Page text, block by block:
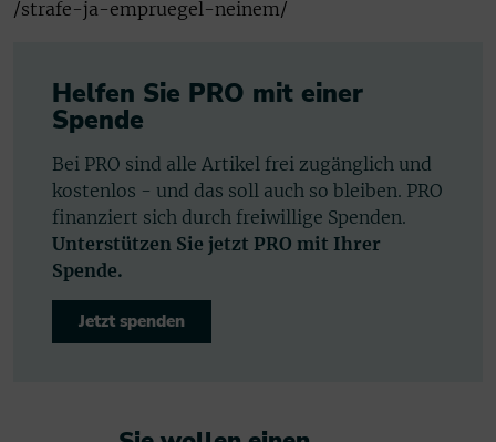
/strafe-ja-empruegel-neinem/
Helfen Sie PRO mit einer
Spende
Bei PRO sind alle Artikel frei zugänglich und
kostenlos - und das soll auch so bleiben. PRO
finanziert sich durch freiwillige Spenden.
Unterstützen Sie jetzt PRO mit Ihrer
Spende.
Jetzt spenden